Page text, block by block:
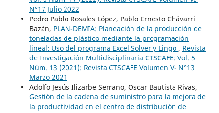
N°17 Julio 2022
Pedro Pablo Rosales López, Pablo Ernesto Chávarri
Bazán, PLAN-DEMIA: Planeación de la producción de
toneladas de plástico mediante la programación
lineal: Uso del programa Excel Solver y Lingo , Revista
de Investigación Multidisciplinaria CTSCAFE: Vol. 5
Núm. 13 (2021): Revista CTSCAFE Volumen V- N°13
Marzo 2021
Adolfo Jesús Ilizarbe Serrano, Oscar Bautista Rivas,
Gestión de la cadena de suministro para la mejora de
la productividad en el centro de distribución de